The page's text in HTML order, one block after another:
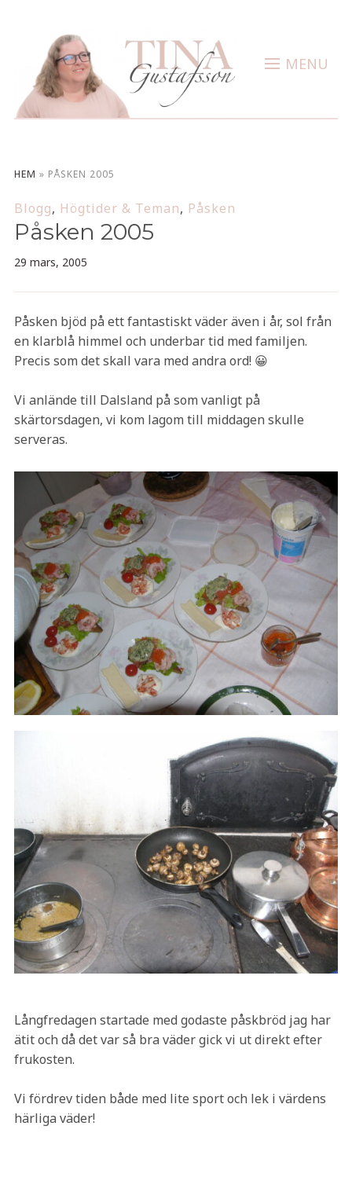
MENU
HEM » PÅSKEN 2005
Blogg, Högtider & Teman, Påsken
Påsken 2005
29 mars, 2005
Påsken bjöd på ett fantastiskt väder även i år, sol från
en klarblå himmel och underbar tid med familjen.
Precis som det skall vara med andra ord! 😀
Vi anlände till Dalsland på som vanligt på
skärtorsdagen, vi kom lagom till middagen skulle
serveras.
Långfredagen startade med godaste påskbröd jag har
ätit och då det var så bra väder gick vi ut direkt efter
frukosten.
Vi fördrev tiden både med lite sport och lek i värdens
härliga väder!